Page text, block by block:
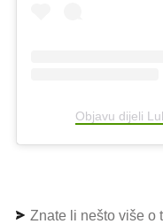
Objavu dijeli
Znate li nešto više o